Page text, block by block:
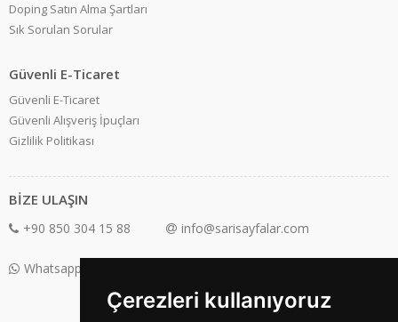
Çerezleri kullanıyoruz
Doping Satın Alma Şartları
Sık Sorulan Sorular
Güvenli E-Ticaret
Güvenli E-Ticaret
Güvenli Alışveriş İpuçları
Gizlilik Politikası
BİZE ULAŞIN
+90 850 304 15 88 info@sarisayfalar.com
Whatsapp Destek: +90 850 304 15 88